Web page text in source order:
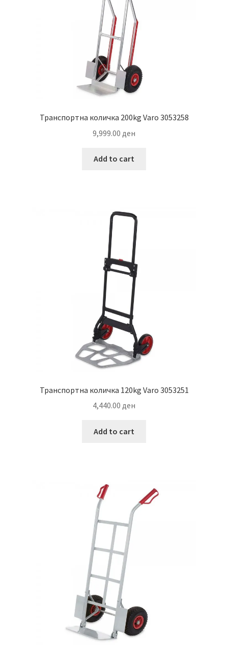
Транспортна количка 200kg Varo 3053258
9,999.00 ден
Add to cart
Транспортна количка 120kg Varo 3053251
4,440.00 ден
Add to cart